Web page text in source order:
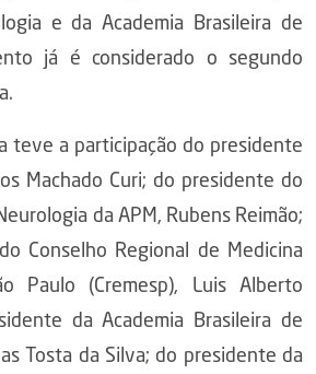
e da Academia Brasileira de
já é considerado o segundo
teve a participação do presidente
Machado Curi; do presidente do
da APM, Rubens Reimão;
Conselho Regional de Medicina
Paulo (Cremesp), Luis Alberto
da Academia Brasileira de
Tosta da Silva; do presidente da